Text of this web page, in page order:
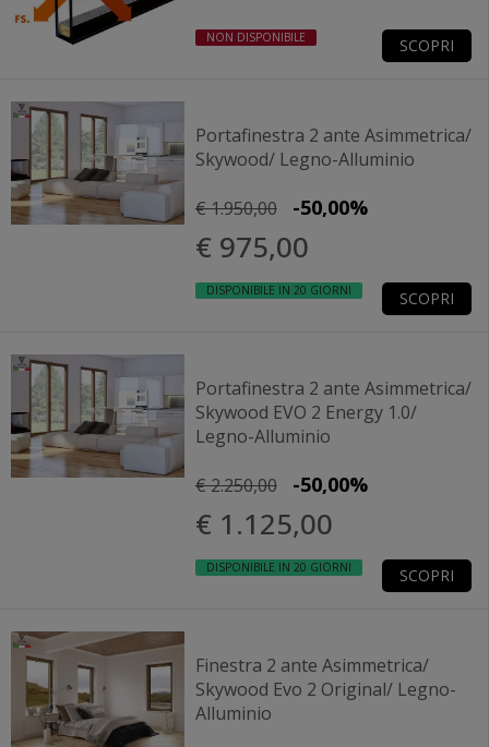
NON DISPONIBILE SCOPRI
Portafinestra 2 ante Asimmetrica/
Skywood/ Legno-Alluminio
€ 1.950,00 -50,00%
€ 975,00
DISPONIBILE IN 20 GIORNI SCOPRI
Portafinestra 2 ante Asimmetrica/
Skywood EVO 2 Energy 1.0/
Legno-Alluminio
€ 2.250,00 -50,00%
€ 1.125,00
DISPONIBILE IN 20 GIORNI SCOPRI
Finestra 2 ante Asimmetrica/
Skywood Evo 2 Original/ Legno-
Alluminio